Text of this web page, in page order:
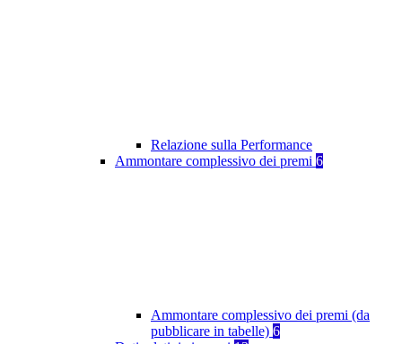
Relazione sulla Performance
Ammontare complessivo dei premi 6
Ammontare complessivo dei premi (da
pubblicare in tabelle) 6